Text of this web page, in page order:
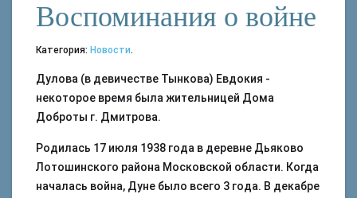
Воспоминания о войне
Категория: Новости.
Дулова (в девичестве Тынкова) Евдокия -
некоторое время была жительницей Дома
Доброты г. Дмитрова.
Родилась 17 июля 1938 года в деревне Дьяково
Лотошинского района Московской области. Когда
началась война, Дуне было всего 3 года. В декабре